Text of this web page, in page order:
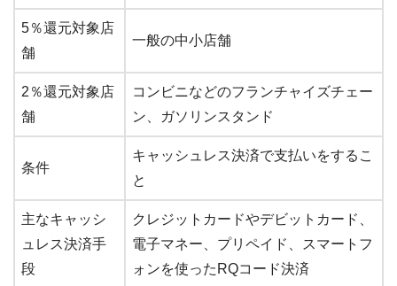
5％還元対象店
舗
一般の中小店舗
2％還元対象店
舗
コンビニなどのフランチャイズチェー
ン、ガソリンスタンド
条件
キャッシュレス決済で支払いをするこ
と
主なキャッシ
ュレス決済手
段
クレジットカードやデビットカード、
電子マネー、プリペイド、スマートフ
ォンを使ったRQコード決済